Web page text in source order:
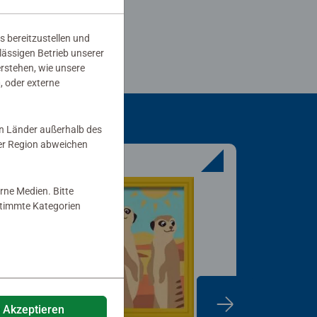
bereitzustellen und
Betrieb unserer
wie unsere
oder externe
Länder außerhalb des
Region abweichen
Medien. Bitte
Kategorien
Akzeptieren